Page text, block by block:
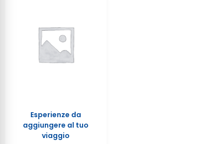
Esperienze da
aggiungere al tuo
viaggio